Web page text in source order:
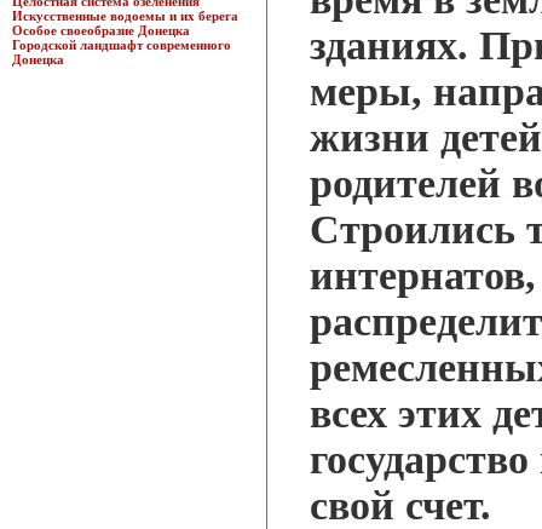
Искусственные водоемы и их берега
Особое своеобразие Донецка
Городской ландшафт современного
Донецка
зданиях.
меры,
жизни
родителей
Строились
всех этих
свой счет.